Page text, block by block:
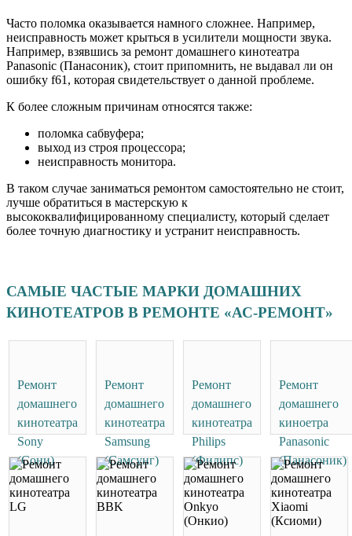
Часто поломка оказывается намного сложнее. Например,
неисправность может крыться в усилители мощности звука.
Например, взявшись за ремонт домашнего кинотеатра
Panasonic (Панасоник), стоит припомнить, не выдавал ли он
ошибку f61, которая свидетельствует о данной проблеме.
К более сложным причинам относятся также:
поломка сабвуфера;
выход из строя процессора;
неисправность монитора.
В таком случае заниматься ремонтом самостоятельно не стоит,
лучше обратиться в мастерскую к
высококвалифицированному специалисту, который сделает
более точную диагностику и устранит неисправность.
САМЫЕ ЧАСТЫЕ МАРКИ ДОМАШНИХ
КИНОТЕАТРОВ В РЕМОНТЕ «АС-РЕМОНТ»
Ремонт
домашнего
кинотеатра
Sony
(Сони)
Ремонт
домашнего
кинотеатра
Samsung
(Самсунг)
Ремонт
домашнего
кинотеатра
Philips
(Филипс)
Ремонт
домашнего
киноетра
Panasonic
(Панасоник)